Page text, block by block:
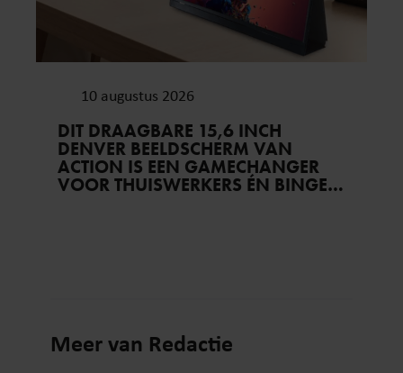
10 augustus 2026
DIT DRAAGBARE 15,6 INCH
DENVER BEELDSCHERM VAN
ACTION IS EEN GAMECHANGER
VOOR THUISWERKERS ÉN BINGE-
Meer van Redactie